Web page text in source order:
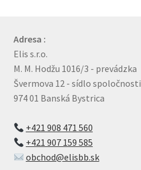
Adresa :
Elis s.r.o.
M. M. Hodžu 1016/3 - prevádzka
Švermova 12 - sídlo spoločnosti
974 01 Banská Bystrica
+421 908 471 560
+421 907 159 585
obchod@elisbb.sk